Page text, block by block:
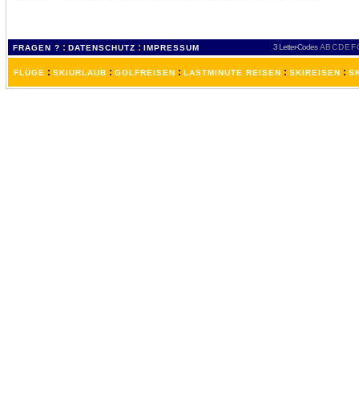
FRAGEN ? : DATENSCHUTZ : IMPRESSUM 3 Letter-Codes ABCDEF
FLÜGE : SKIURLAUB : GOLFREISEN : LASTMINUTE REISEN : SKIREISEN :